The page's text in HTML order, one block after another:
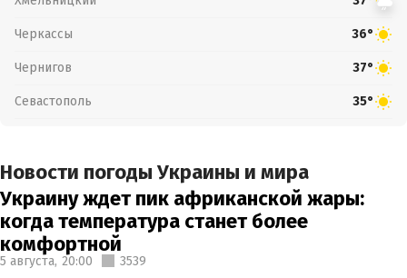
Черкассы 36°
Чернигов 37°
Севастополь 35°
Новости погоды Украины и мира
Украину ждет пик африканской жары:
когда температура станет более
комфортной
5 августа, 20:00 3539